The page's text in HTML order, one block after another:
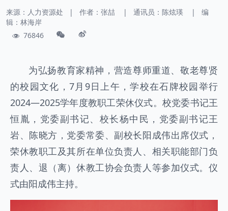
来源：人力资源处 | 作者： 张喆 | 通讯员： 陈炫瑛 |
编
辑：林海岸
76846
为弘扬教育家精神，营造尊师重道、敬老尊贤
的校园文化，7月9日上午，学校在石牌校园举行
2024—2025学年度教职工荣休仪式。校党委书记王
恒胤，党委副书记、校长杨中民，党委副书记王
岩、陈晓方，党委常委、副校长阳成伟出席仪式，
荣休教职工及其所在单位负责人、相关职能部门负
责人、退（离）休教工协会负责人等参加仪式。仪
式由阳成伟主持。